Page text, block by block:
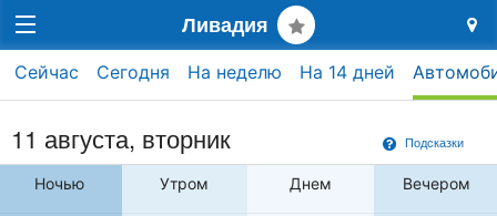
Ливадия
Сейчас Сегодня На неделю На 14 дней
Подсказки
11 августа, вторник
Ночью Утром Днем Вечером